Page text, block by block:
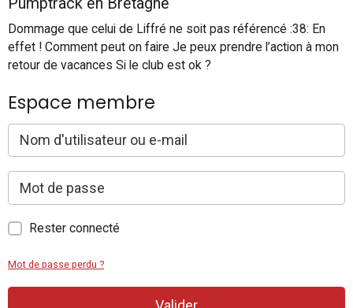
Dommage que celui de Liffré ne soit pas référencé :38: En
effet ! Comment peut on faire Je peux prendre l’action à mon
retour de vacances Si le club est ok ?
Espace membre
Rester connecté
Mot de passe perdu ?